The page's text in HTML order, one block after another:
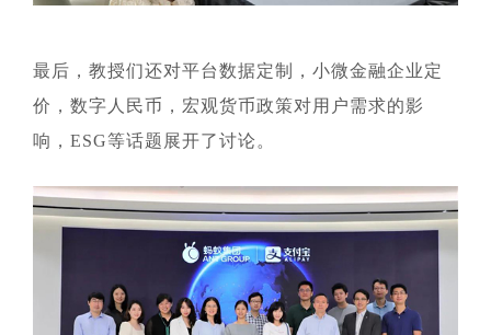
最后，教授们还对平台数据定制，小微金融企业定
价，数字人民币，宏观货币政策对用户需求的影
响，ESG等话题展开了讨论。